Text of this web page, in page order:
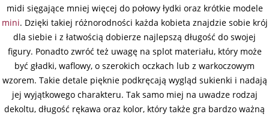
midi sięgające mniej więcej do połowy łydki oraz krótkie modele
mini. Dzięki takiej różnorodności każda kobieta znajdzie sobie krój
dla siebie i z łatwością dobierze najlepszą długość do swojej
figury. Ponadto zwróć też uwagę na splot materiału, który może
być gładki, waflowy, o szerokich oczkach lub z warkoczowym
wzorem. Takie detale pięknie podkręcają wygląd sukienki i nadają
jej wyjątkowego charakteru. Tak samo miej na uwadze rodzaj
dekoltu, długość rękawa oraz kolor, który także gra bardzo ważną